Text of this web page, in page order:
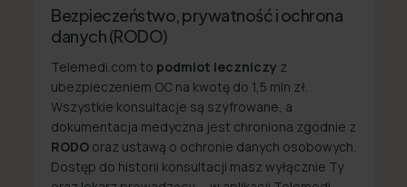
Bezpieczeństwo, prywatność i ochrona
danych (RODO)
Telemedi.com to podmiot leczniczy z
ubezpieczeniem OC na kwotę do 1,5 mln zł.
Wszystkie konsultacje są szyfrowane, a
dokumentacja medyczna jest chroniona zgodnie z
RODO oraz ustawą o ochronie danych osobowych.
Dostęp do historii konsultacji masz wyłącznie Ty